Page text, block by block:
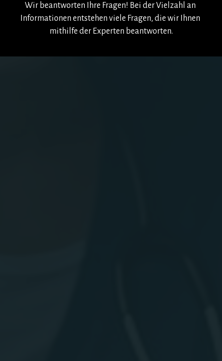
Wir beantworten Ihre Fragen! Bei der Vielzahl an
Informationen entstehen viele Fragen, die wir Ihnen
mithilfe der Experten beantworten.